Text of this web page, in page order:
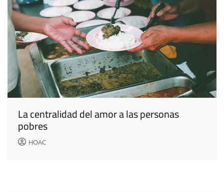
La centralidad del amor a las personas
pobres
HOAC